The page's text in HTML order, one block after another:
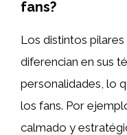
fans?
Los distintos pilares
diferencian en sus
personalidades, lo
los fans. Por
calmado y